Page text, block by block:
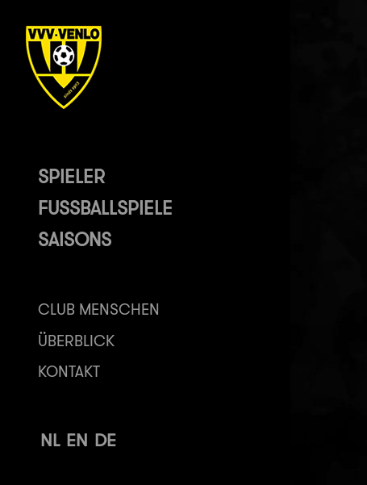
SPIELER
FUSSBALLSPIELE
SAISONS
CLUB MENSCHEN
ÜBERBLICK
KONTAKT
NL EN DE